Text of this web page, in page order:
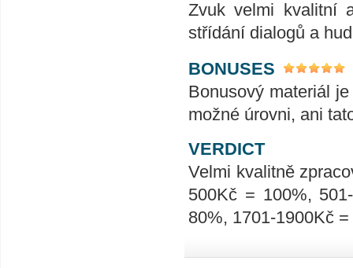
Zvuk velmi kvalitní
střídání dialogů a
BONUSES
Bonusový materiál
možné úrovni, ani
VERDICT
Velmi kvalitně
500Kč = 100%,
80%, 1701-1900Kč